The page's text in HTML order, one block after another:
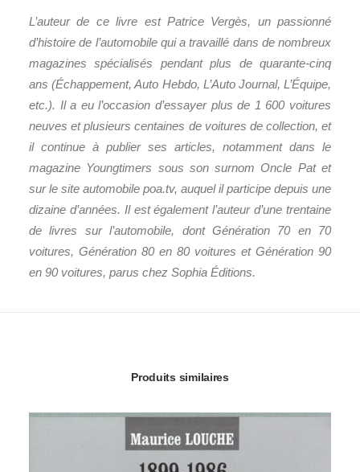
L’auteur de ce livre est Patrice Vergès, un passionné
d’histoire de l’automobile qui a travaillé dans de nombreux
magazines spécialisés pendant plus de quarante-cinq
ans (Échappement, Auto Hebdo, L’Auto Journal, L’Équipe,
etc.). Il a eu l’occasion d’essayer plus de 1 600 voitures
neuves et plusieurs centaines de voitures de collection, et
il continue à publier ses articles, notamment dans le
magazine Youngtimers sous son surnom Oncle Pat et
sur le site automobile poa.tv, auquel il participe depuis une
dizaine d’années. Il est également l’auteur d’une trentaine
de livres sur l’automobile, dont Génération 70 en 70
voitures, Génération 80 en 80 voitures et Génération 90
en 90 voitures, parus chez Sophia Éditions.
Produits similaires